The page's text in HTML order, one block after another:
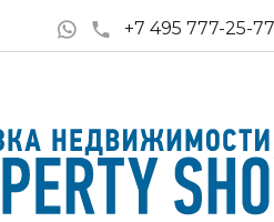
+7 495 777-25-77